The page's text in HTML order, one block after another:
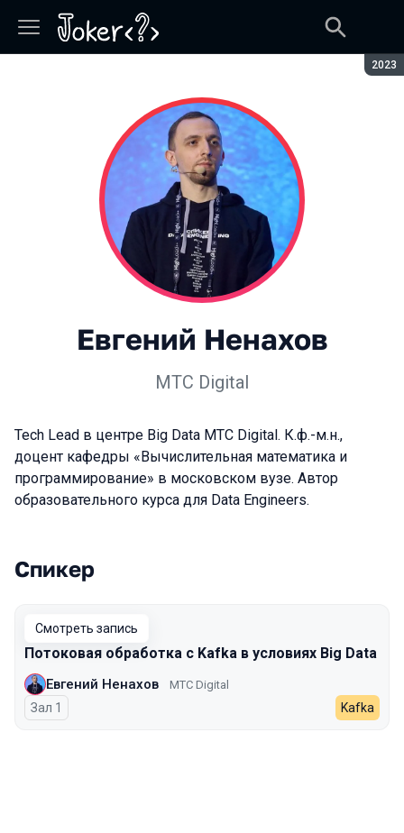
2023
Евгений Ненахов
МТС Digital
Tech Lead в центре Big Data МТС Digital. К.ф.-м.н.,
доцент кафедры «Вычислительная математика и
программирование» в московском вузе. Автор
образовательного курса для Data Engineers.
Выступления в сезоне 2023
Спикер
Смотреть запись
Потоковая обработка с Kafka в условиях Big Data
Евгений Ненахов МТС Digital
Зал 1 Kafka